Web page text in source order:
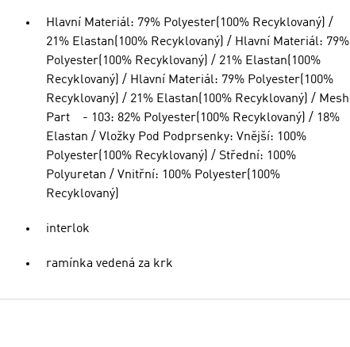
Hlavní Materiál: 79% Polyester(100% Recyklovaný) /
21% Elastan(100% Recyklovaný) / Hlavní Materiál: 79%
Polyester(100% Recyklovaný) / 21% Elastan(100%
Recyklovaný) / Hlavní Materiál: 79% Polyester(100%
Recyklovaný) / 21% Elastan(100% Recyklovaný) / Mesh
Part - 103: 82% Polyester(100% Recyklovaný) / 18%
Elastan / Vložky Pod Podprsenky: Vnější: 100%
Polyester(100% Recyklovaný) / Střední: 100%
Polyuretan / Vnitřní: 100% Polyester(100%
Recyklovaný)
interlok
ramínka vedená za krk